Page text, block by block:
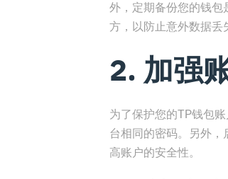
外，定期备份您的钱包
方，以防止意外数据丢
2. 加强
为了保护您的TP钱包
台相同的密码。另外，
高账户的安全性。